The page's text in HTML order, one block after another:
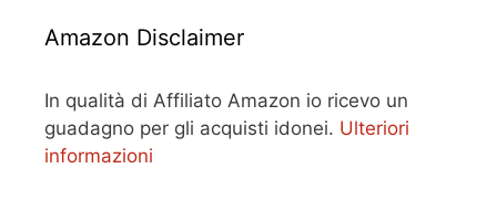
Amazon Disclaimer
In qualità di Affiliato Amazon io ricevo un
guadagno per gli acquisti idonei. Ulteriori
informazioni